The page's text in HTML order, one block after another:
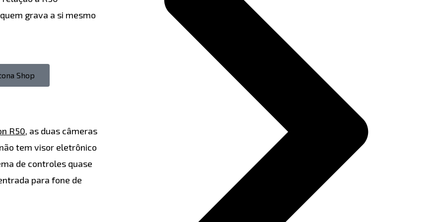
grava a si mesmo
Shop
R50, as duas câmeras
tem visor eletrônico
de controles quase
para fone de